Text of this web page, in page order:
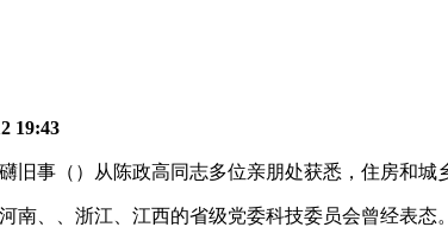
19:43
事（）从陈政高同志多位亲朋处获悉，住房和城
、、浙江、江西的省级党委科技委员会曾经表态